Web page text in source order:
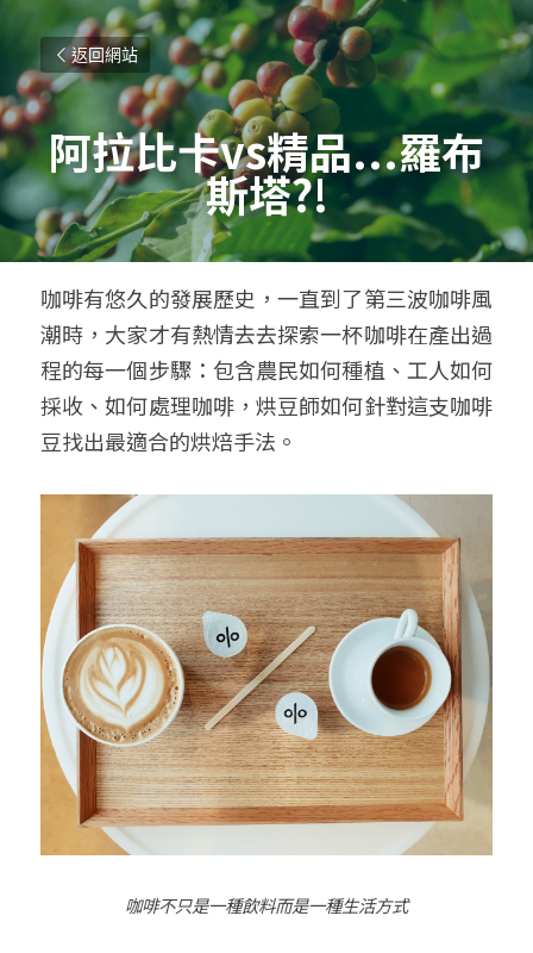
返回網站
阿拉比卡vs精品...羅布
斯塔?!
咖啡有悠久的發展歷史，一直到了第三波咖啡風
潮時，大家才有熱情去去探索一杯咖啡在產出過
程的每一個步驟：包含農民如何種植、工人如何
採收、如何處理咖啡，烘豆師如何針對這支咖啡
豆找出最適合的烘焙手法。
咖啡不只是一種飲料而是一種生活方式